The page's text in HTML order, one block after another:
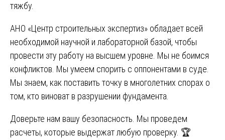
тяжбу.
АНО «Центр строительных экспертиз» обладает всей
необходимой научной и лабораторной базой, чтобы
провести эту работу на высшем уровне. Мы не боимся
конфликтов. Мы умеем спорить с оппонентами в суде.
Мы знаем, как поставить точку в многолетних спорах о
том, кто виноват в разрушении фундамента.
Доверьте нам вашу безопасность. Мы проведем
расчеты, которые выдержат любую проверку. 🏆